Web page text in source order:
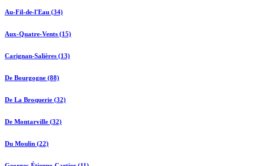
Au-Fil-de-l'Eau (34)
Aux-Quatre-Vents (15)
Carignan-Salières (13)
De Bourgogne (88)
De La Broquerie (32)
De Montarville (32)
Du Moulin (22)